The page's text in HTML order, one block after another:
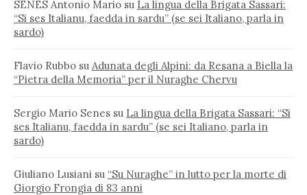
SENES Antonio Mario su La lingua della Brigata Sassari:
“Si ses Italianu, faedda in sardu” (se sei Italiano, parla in
sardo)
Flavio Rubbo su Adunata degli Alpini: da Resana a Biella la
“Pietra della Memoria” per il Nuraghe Chervu
Sergio Mario Senes su La lingua della Brigata Sassari: “Si
ses Italianu, faedda in sardu” (se sei Italiano, parla in
sardo)
Giuliano Lusiani su “Su Nuraghe” in lutto per la morte di
Giorgio Frongia di 83 anni